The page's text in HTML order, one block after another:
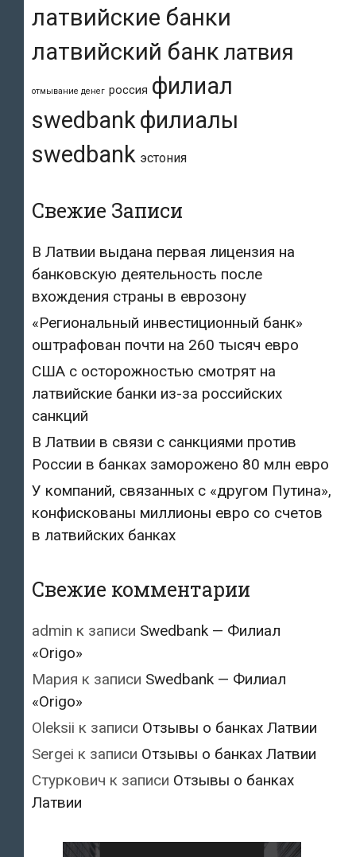
латвийские банки
латвийский банк латвия
отмывание денег россия филиал
swedbankфилиалы
swedbank эстония
Свежие Записи
В Латвии выдана первая лицензия на
банковскую деятельность после
вхождения страны в еврозону
«Региональный инвестиционный банк»
оштрафован почти на 260 тысяч евро
США с осторожностью смотрят на
латвийские банки из-за российских
санкций
В Латвии в связи с санкциями против
России в банках заморожено 80 млн евро
У компаний, связанных с «другом Путина»,
конфискованы миллионы евро со счетов
в латвийских банках
Свежие комментарии
admin к записи Swedbank — Филиал
«Origo»
Мария к записи Swedbank — Филиал
«Origo»
Oleksii к записи Отзывы о банках Латвии
Sergei к записи Отзывы о банках Латвии
Стуркович к записи Отзывы о банках
Латвии